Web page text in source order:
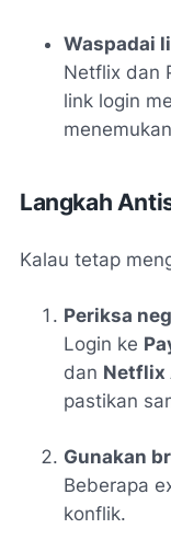
Waspadai
Netflix dan
link login
Langkah
Kalau tetap
Periksa
Login ke
dan Netflix
pastikan
Gunakan
Beberapa
konflik.